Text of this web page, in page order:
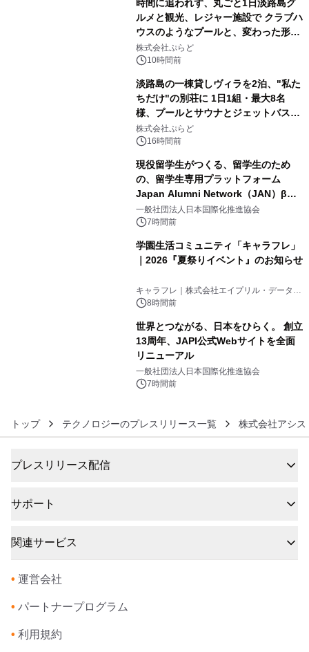
時間に追われず、丸ごと1日淡路島グ
ルメと観光、レジャー施設で クラブハ
ウスのようなプールと、変わった形の
サウナも 「THE BOXY AWAJI」のお
得な素泊まり連泊プランで
株式会社ぷらど
10時間前
淡路島の一棟貸しヴィラを2泊、"私た
ちだけ"の別荘に 1日1組・最大8名
様、プールとサウナとジェットバス付
きで Villa Mon Temps AWAJIの連泊
素泊りプラン
株式会社ぷらど
16時間前
現役留学生がつくる、留学生のため
の、留学生専用プラットフォーム
Japan Alumni Network（JAN）β版
をリリース
一般社団法人日本国際化推進協会
7時間前
学園生活コミュニティ「キャラフレ」
｜2026『夏祭りイベント』のお知らせ
キャラフレ｜株式会社エイプリル・データ・
デザインズ
8時間前
世界とつながる、日本をひらく。 創立
13周年、JAPI公式Webサイトを全面
リニューアル
一般社団法人日本国際化推進協会
7時間前
トップ テクノロジーのプレスリリース一覧 株式会社アシス
プレスリリース配信
サポート
関連サービス
• 運営会社
• パートナープログラム
• 利用規約